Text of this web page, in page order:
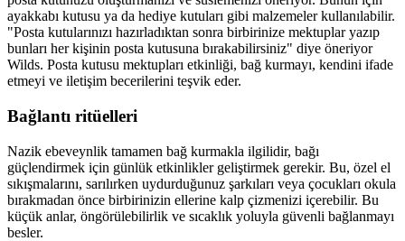
ayakkabı kutusu ya da hediye kutuları gibi malzemeler kullanılabilir.
"Posta kutularınızı hazırladıktan sonra birbirinize mektuplar yazıp
bunları her kişinin posta kutusuna bırakabilirsiniz" diye öneriyor
Wilds. Posta kutusu mektupları etkinliği, bağ kurmayı, kendini ifade
etmeyi ve iletişim becerilerini teşvik eder.
Bağlantı ritüelleri
Nazik ebeveynlik tamamen bağ kurmakla ilgilidir, bağı
güçlendirmek için günlük etkinlikler geliştirmek gerekir. Bu, özel el
sıkışmalarını, sarılırken uydurduğunuz şarkıları veya çocukları okula
bırakmadan önce birbirinizin ellerine kalp çizmenizi içerebilir. Bu
küçük anlar, öngörülebilirlik ve sıcaklık yoluyla güvenli bağlanmayı
besler.